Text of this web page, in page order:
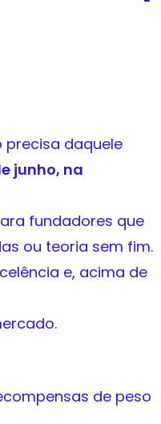
precisa daquele
junho, na
fundadores que
ou teoria sem fim.
e, acima de
de peso